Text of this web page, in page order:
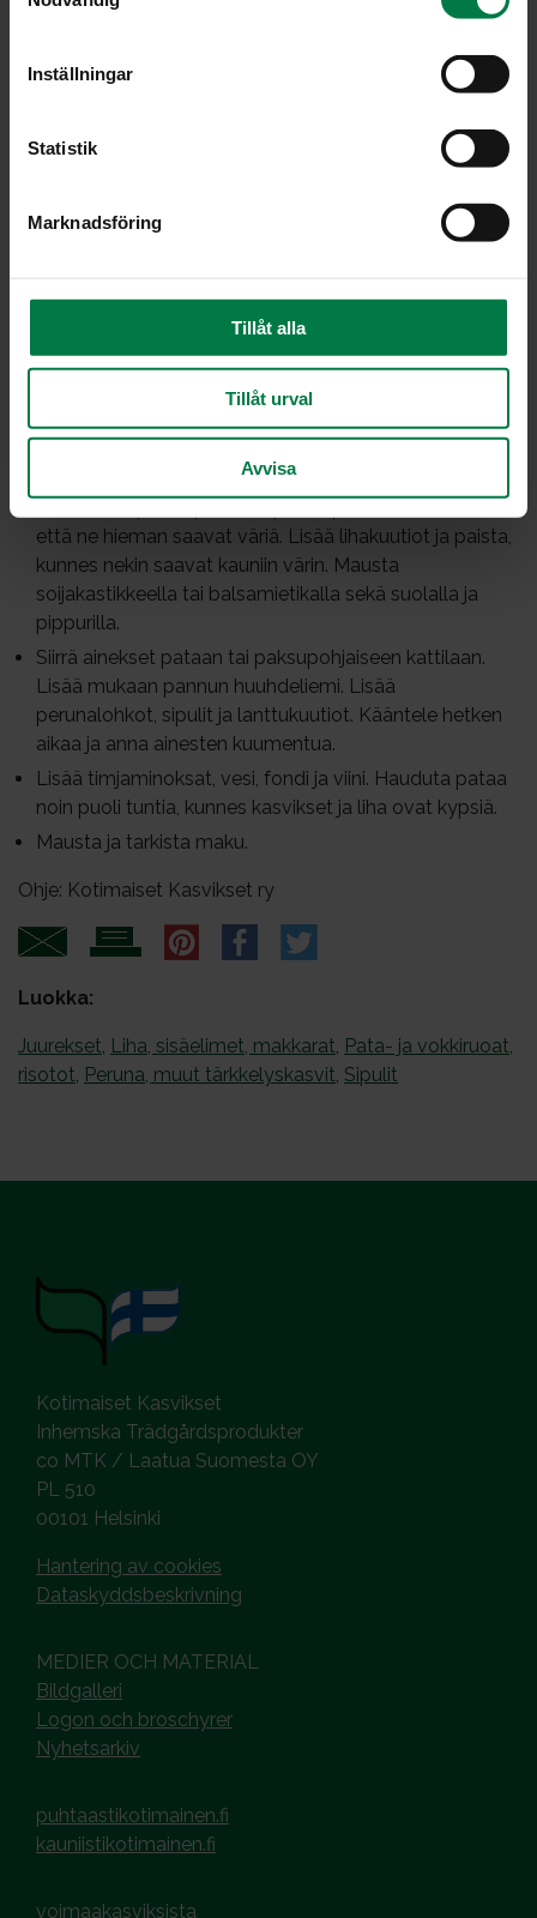
Inställningar
Statistik
Marknadsföring
Tillåt alla
Tillåt urval
Avvisa
sipuli
lanttu
suolaa
suikaleiksi. Kuori ja lohko perunat ja sipulit. Kuori ja
murskaa valkosipulinkynnet. Kuori ja kuutioi lanttu.
että ne hieman saavat väriä. Lisää lihakuutiot ja paista,
kunnes nekin saavat kauniin värin. Mausta
soijakastikkeella tai balsamietikalla sekä suolalla ja
pippurilla.
Siirrä ainekset pataan tai paksupohjaiseen kattilaan.
Lisää mukaan pannun huuhdeliemi. Lisää
perunalohkot, sipulit ja lanttukuutiot. Kääntele hetken
aikaa ja anna ainesten kuumentua.
Lisää timjaminoksat, vesi, fondi ja viini. Hauduta pataa
noin puoli tuntia, kunnes kasvikset ja liha ovat kypsiä.
Mausta ja tarkista maku.
Ohje: Kotimaiset Kasvikset ry
Luokka:
Juurekset, Liha, sisäelimet, makkarat, Pata- ja vokkiruoat,
risotot, Peruna, muut tärkkelyskasvit, Sipulit
Kotimaiset Kasvikset
Inhemska Trädgårdsprodukter
co MTK / Laatua Suomesta OY
PL 510
00101 Helsinki
Hantering av cookies
Dataskyddsbeskrivning
MEDIER OCH MATERIAL
Bildgalleri
Logon och broschyrer
Nyhetsarkiv
puhtaastikotimainen.fi
kauniistikotimainen.fi
voimaakasviksista